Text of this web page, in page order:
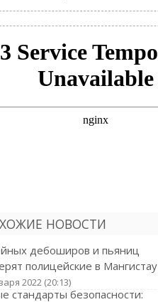
НОВОСТИ
дебоширов и пьяниц
полицейские в Мангистау
2022 (20:13)
стандарты безопасности: